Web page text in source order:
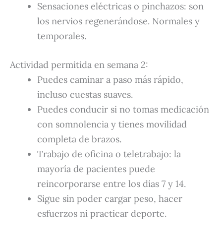
Sensaciones eléctricas o pinchazos: son
los nervios regenerándose. Normales y
temporales.
Actividad permitida en semana 2:
Puedes caminar a paso más rápido,
incluso cuestas suaves.
Puedes conducir si no tomas medicación
con somnolencia y tienes movilidad
completa de brazos.
Trabajo de oficina o teletrabajo: la
mayoría de pacientes puede
reincorporarse entre los días 7 y 14.
Sigue sin poder cargar peso, hacer
esfuerzos ni practicar deporte.